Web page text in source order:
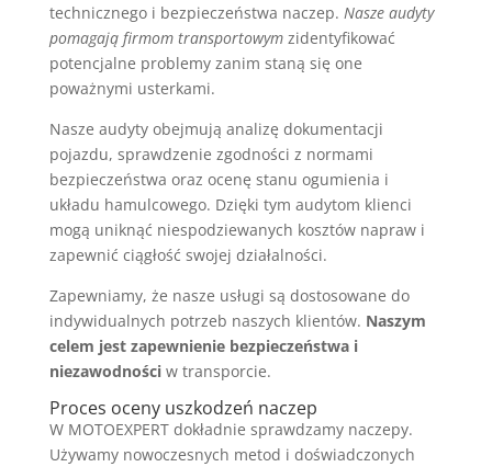
technicznego i bezpieczeństwa naczep. Nasze audyty
pomagają firmom transportowymzidentyfikować
potencjalne problemy zanim staną się one
poważnymi usterkami.
Nasze audyty obejmują analizę dokumentacji
pojazdu, sprawdzenie zgodności z normami
bezpieczeństwa oraz ocenę stanu ogumienia i
układu hamulcowego. Dzięki tym audytom klienci
mogą uniknąć niespodziewanych kosztów napraw i
zapewnić ciągłość swojej działalności.
Zapewniamy, że nasze usługi są dostosowane do
indywidualnych potrzeb naszych klientów. Naszym
celem jest zapewnienie bezpieczeństwa i
niezawodnościw transporcie.
Proces oceny uszkodzeń naczep
W MOTOEXPERT dokładnie sprawdzamy naczepy.
Używamy nowoczesnych metod i doświadczonych